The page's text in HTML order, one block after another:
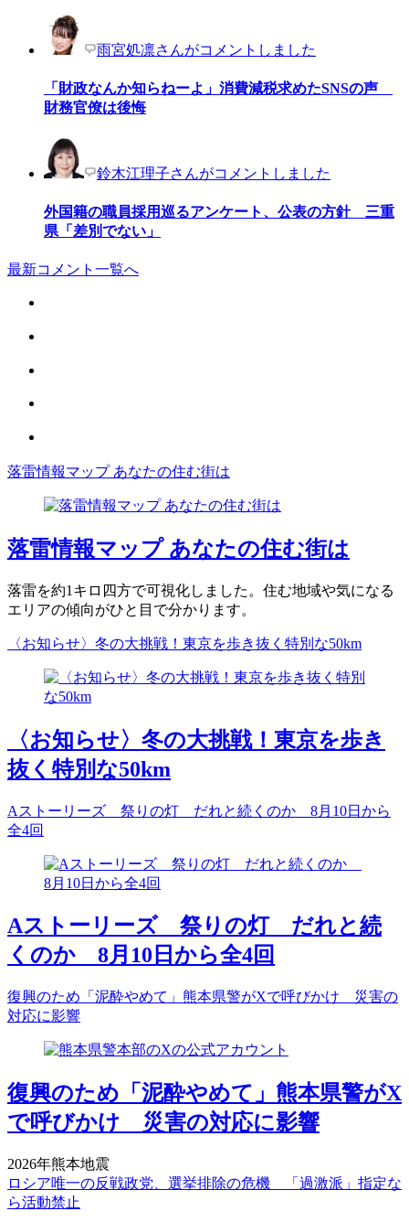
雨宮処凛さんがコメントしました
「財政なんか知らねーよ」消費減税求めたSNSの声
財務官僚は後悔
鈴木江理子さんがコメントしました
外国籍の職員採用巡るアンケート、公表の方針 三重
県「差別でない」
最新コメント一覧へ
落雷情報マップ あなたの住む街は
落雷情報マップ あなたの住む街は
落雷を約1キロ四方で可視化しました。住む地域や気になる
エリアの傾向がひと目で分かります。
〈お知らせ〉冬の大挑戦！東京を歩き抜く特別な50km
〈お知らせ〉冬の大挑戦！東京を歩き
抜く特別な50km
Aストーリーズ 祭りの灯 だれと続くのか 8月10日から
全4回
Aストーリーズ 祭りの灯 だれと続
くのか 8月10日から全4回
復興のため「泥酔やめて」熊本県警がXで呼びかけ 災害の
対応に影響
復興のため「泥酔やめて」熊本県警がX
で呼びかけ 災害の対応に影響
2026年熊本地震
ロシア唯一の反戦政党、選挙排除の危機 「過激派」指定な
ら活動禁止